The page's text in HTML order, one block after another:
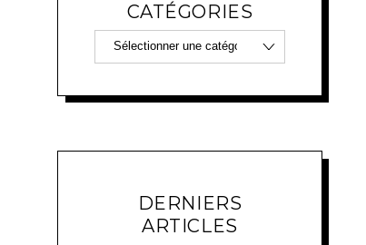
CATÉGORIES
DERNIERS
ARTICLES